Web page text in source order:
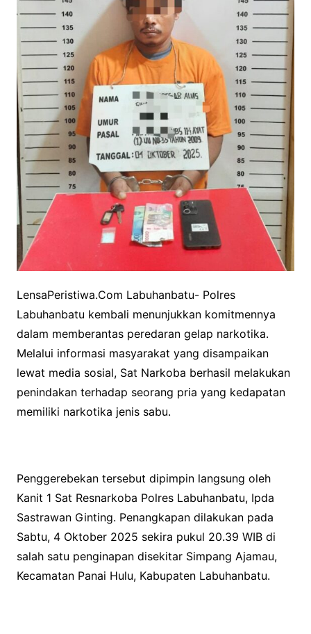
LensaPeristiwa.Com Labuhanbatu- Polres
Labuhanbatu kembali menunjukkan komitmennya
dalam memberantas peredaran gelap narkotika.
Melalui informasi masyarakat yang disampaikan
lewat media sosial, Sat Narkoba berhasil melakukan
penindakan terhadap seorang pria yang kedapatan
memiliki narkotika jenis sabu.
Penggerebekan tersebut dipimpin langsung oleh
Kanit 1 Sat Resnarkoba Polres Labuhanbatu, Ipda
Sastrawan Ginting. Penangkapan dilakukan pada
Sabtu, 4 Oktober 2025 sekira pukul 20.39 WIB di
salah satu penginapan disekitar Simpang Ajamau,
Kecamatan Panai Hulu, Kabupaten Labuhanbatu.